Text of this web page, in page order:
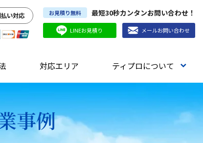
い対応 お見積り無料 最短30秒カンタンお問い合わせ！
LINEお見積り メールお問い合わせ
対応エリア ティプロについて
事例